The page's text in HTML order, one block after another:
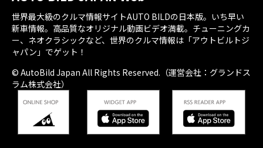
世界最大級のクルマ情報サイトAUTO BILDの日本版。いち早い
新車情報。高品質なオリジナル動画ビデオ満載。チューニングカ
ー、ネオクラシックなど、世界のクルマ情報は「アウトビルトジ
ャパン」でゲット！
© AutoBild Japan All Rights Reserved.（運営会社：グランドス
ラム株式会社）